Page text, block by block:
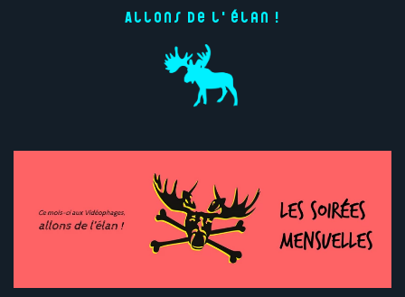
Allons de l'élan !